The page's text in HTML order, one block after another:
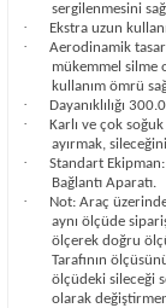
sergilenmesini
· Ekstra uzun
·
Aerodinamik
mükemmel silme
kullanım ömrü
· Dayanıklılığı
·
Karlı ve çok
ayırmak,
·
Standart
Bağlantı Aparatı.
·
Not: Araç
aynı ölçüde
ölçerek doğru
Tarafının
ölçüdeki sileceği
olarak